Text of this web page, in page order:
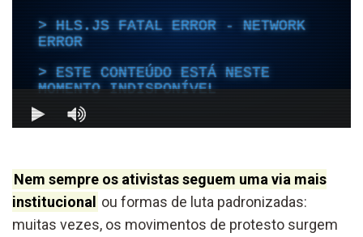
Nem sempre os ativistas seguem uma via mais
institucional ou formas de luta padronizadas:
muitas vezes, os movimentos de protesto surgem